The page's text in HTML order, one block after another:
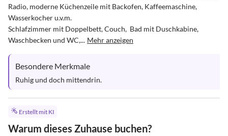
Radio, moderne Küchenzeile mit Backofen, Kaffeemaschine,
Wasserkocher u.v.m.
Schlafzimmer mit Doppelbett, Couch,  Bad mit Duschkabine,
Waschbecken und WC,... Mehr anzeigen
Besondere Merkmale
Ruhig und doch mittendrin.
Erstellt mit KI
Warum dieses Zuhause buchen?